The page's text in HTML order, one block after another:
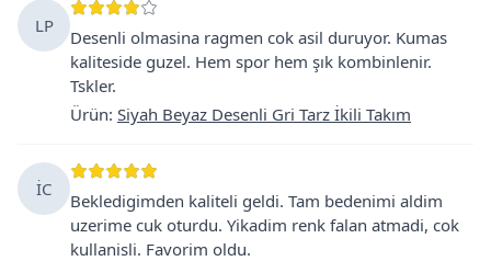
LP
Desenli olmasina ragmen cok asil duruyor. Kumas
kaliteside guzel. Hem spor hem şık kombinlenir.
Tskler.
Ürün: Siyah Beyaz Desenli Gri Tarz İkili Takım
İC
Bekledigimden kaliteli geldi. Tam bedenimi aldim
uzerime cuk oturdu. Yikadim renk falan atmadi, cok
kullanisli. Favorim oldu.